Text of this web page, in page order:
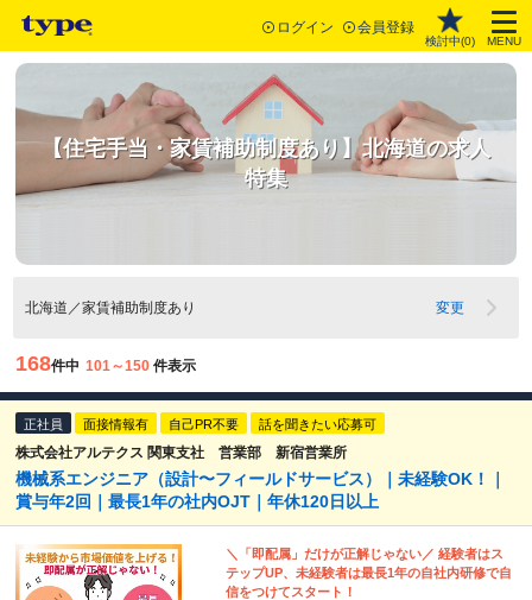
ログイン 会員登録
検討中(0) MENU
【住宅手当・家賃補助制度あり】北海道の求人
特集
北海道／家賃補助制度あり 変更
168件中 101～150 件表示
正社員 面接情報有 自己PR不要 話を聞きたい応募可
株式会社アルテクス 関東支社 営業部 新宿営業所
機械系エンジニア（設計〜フィールドサービス）｜未経験OK！｜
賞与年2回｜最長1年の社内OJT｜年休120日以上
＼「即配属」だけが正解じゃない／ 経験者はス
テップUP、未経験者は最長1年の自社内研修で自
信をつけてスタート！